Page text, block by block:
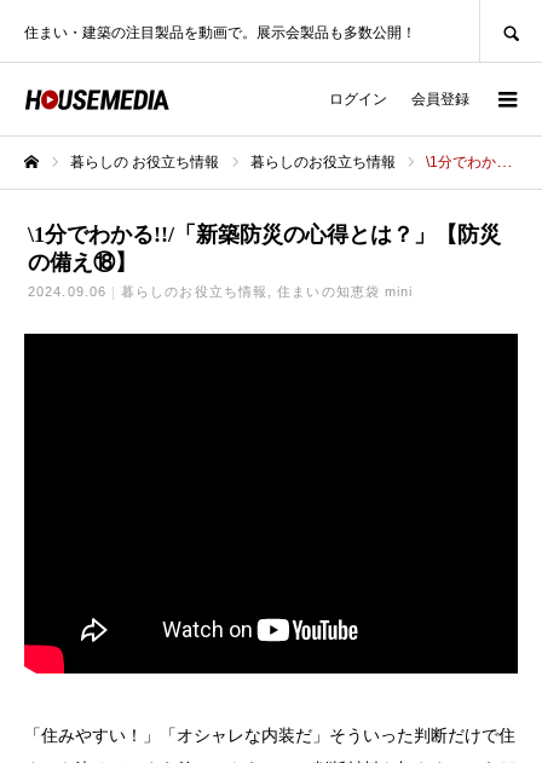
住まい・建築の注目製品を動画で。展示会製品も多数公開！
ログイン 会員登録
暮らしの お役立ち情報 暮らしのお役立ち情報 \1分でわかる!!/「新築防災の心得とは？」【防災の備え⑱】
\1分でわかる!!/「新築防災の心得とは？」【防災
の備え⑱】
2024.09.06 暮らしのお役立ち情報 住まいの知恵袋 mini
「住みやすい！」「オシャレな内装だ」そういった判断だけで住